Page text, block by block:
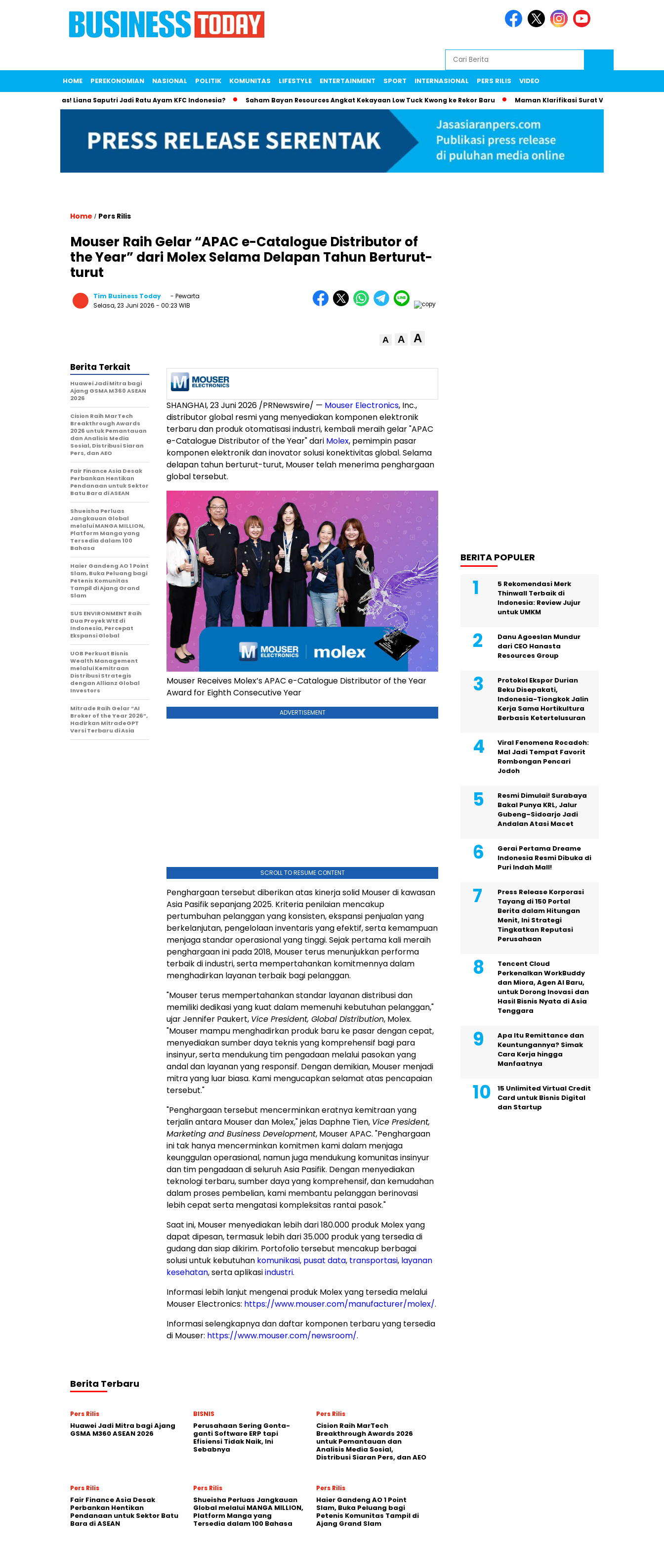
HOME PEREKONOMIAN NASIONAL POLITIK KOMUNITAS LIFESTYLE ENTERTAINMENT SPORT INTERNASIONAL PERS RILIS VIDEO
Gossip Panas! Liana Saputri Jadi Ratu Ayam KFC Indonesia? Saham Bayan Resources Angkat Kekayaan Low Tuck Kwong ke Rekor Baru Maman Klarifikasi Surat Viral: Biaya Istri ke
Home / Pers Rilis
Mouser Raih Gelar “APAC e-Catalogue Distributor of
the Year” dari Molex Selama Delapan Tahun Berturut-
turut
Tim Business Today
- Pewarta
Selasa, 23 Juni 2026 - 00:23 WIB
A A A
SHANGHAI,23 Juni 2026 /PRNewswire/ — Mouser Electronics, Inc.,
distributor global resmi yang menyediakan komponen elektronik
terbaru dan produk otomatisasi industri, kembali meraih gelar "APAC
e-Catalogue Distributor of the Year" dari Molex, pemimpin pasar
komponen elektronik dan inovator solusi konektivitas global. Selama
delapan tahun berturut-turut, Mouser telah menerima penghargaan
global tersebut.
Mouser Receives Molex’s APAC e-Catalogue Distributor of the Year
Award for Eighth Consecutive Year
ADVERTISEMENT
SCROLL TO RESUME CONTENT
Penghargaan tersebut diberikan atas kinerja solid Mouser di kawasan
Asia Pasifik sepanjang 2025. Kriteria penilaian mencakup
pertumbuhan pelanggan yang konsisten, ekspansi penjualan yang
berkelanjutan, pengelolaan inventaris yang efektif, serta kemampuan
menjaga standar operasional yang tinggi. Sejak pertama kali meraih
penghargaan ini pada 2018, Mouser terus menunjukkan performa
terbaik di industri, serta mempertahankan komitmennya dalam
menghadirkan layanan terbaik bagi pelanggan.
"Mouser terus mempertahankan standar layanan distribusi dan
memiliki dedikasi yang kuat dalam memenuhi kebutuhan pelanggan,"
ujar Jennifer Paukert, Vice President, Global Distribution, Molex.
"Mouser mampu menghadirkan produk baru ke pasar dengan cepat,
menyediakan sumber daya teknis yang komprehensif bagi para
insinyur, serta mendukung tim pengadaan melalui pasokan yang
andal dan layanan yang responsif. Dengan demikian, Mouser menjadi
mitra yang luar biasa. Kami mengucapkan selamat atas pencapaian
tersebut."
"Penghargaan tersebut mencerminkan eratnya kemitraan yang
terjalin antara Mouser dan Molex," jelas Daphne Tien, Vice President,
Marketing and Business Development, Mouser APAC. "Penghargaan
ini tak hanya mencerminkan komitmen kami dalam menjaga
keunggulan operasional, namun juga mendukung komunitas insinyur
dan tim pengadaan di seluruh Asia Pasifik. Dengan menyediakan
teknologi terbaru, sumber daya yang komprehensif, dan kemudahan
dalam proses pembelian, kami membantu pelanggan berinovasi
lebih cepat serta mengatasi kompleksitas rantai pasok."
Saat ini, Mouser menyediakan lebih dari 180.000 produk Molex yang
dapat dipesan, termasuk lebih dari 35.000 produk yang tersedia di
gudang dan siap dikirim. Portofolio tersebut mencakup berbagai
solusi untuk kebutuhan komunikasi, pusat data, transportasi, layanan
kesehatan, serta aplikasiindustri.
Informasi lebih lanjut mengenai produk Molex yang tersedia melalui
Mouser Electronics: https://www.mouser.com/manufacturer/molex/.
Informasi selengkapnya dan daftar komponen terbaru yang tersedia
di Mouser: https://www.mouser.com/newsroom/.
Berita Terkait
Huawei Jadi Mitra bagi
Ajang GSMA M360 ASEAN
2026
Cision Raih MarTech
Breakthrough Awards
2026 untuk Pemantauan
dan Analisis Media
Sosial, Distribusi Siaran
Pers, dan AEO
Fair Finance Asia Desak
Perbankan Hentikan
Pendanaan untuk Sektor
Batu Bara di ASEAN
Shueisha Perluas
Jangkauan Global
melalui MANGA MILLION,
Platform Manga yang
Tersedia dalam 100
Bahasa
Haier Gandeng AO 1 Point
Slam, Buka Peluang bagi
Petenis Komunitas
Tampil di Ajang Grand
Slam
SUS ENVIRONMENT Raih
Dua Proyek WtE di
Indonesia, Percepat
Ekspansi Global
UOB Perkuat Bisnis
Wealth Management
melalui Kemitraan
Distribusi Strategis
dengan Allianz Global
Investors
Mitrade Raih Gelar “AI
Broker of the Year 2026”,
Hadirkan MitradeGPT
Versi Terbaru di Asia
Berita Terbaru
Pers Rilis
Huawei Jadi Mitra bagi Ajang
GSMA M360 ASEAN 2026
BISNIS
Perusahaan Sering Gonta-
ganti Software ERP tapi
Efisiensi Tidak Naik, Ini
Sebabnya
Pers Rilis
Cision Raih MarTech
Breakthrough Awards 2026
untuk Pemantauan dan
Analisis Media Sosial,
Distribusi Siaran Pers, dan AEO
Pers Rilis
Fair Finance Asia Desak
Perbankan Hentikan
Pendanaan untuk Sektor Batu
Bara di ASEAN
Pers Rilis
Shueisha Perluas Jangkauan
Global melalui MANGA MILLION,
Platform Manga yang
Tersedia dalam 100 Bahasa
Pers Rilis
Haier Gandeng AO 1 Point
Slam, Buka Peluang bagi
Petenis Komunitas Tampil di
Ajang Grand Slam
BERITA POPULER
5 Rekomendasi Merk
Thinwall Terbaik di
Indonesia: Review Jujur
untuk UMKM
Danu Agoeslan Mundur
dari CEO Hanasta
Resources Group
Protokol Ekspor Durian
Beku Disepakati,
Indonesia-Tiongkok Jalin
Kerja Sama Hortikultura
Berbasis Ketertelusuran
Viral Fenomena Rocadoh:
Mal Jadi Tempat Favorit
Rombongan Pencari
Jodoh
Resmi Dimulai! Surabaya
Bakal Punya KRL, Jalur
Gubeng–Sidoarjo Jadi
Andalan Atasi Macet
Gerai Pertama Dreame
Indonesia Resmi Dibuka di
Puri Indah Mall!
Press Release Korporasi
Tayang di 150 Portal
Berita dalam Hitungan
Menit, Ini Strategi
Tingkatkan Reputasi
Perusahaan
Tencent Cloud
Perkenalkan WorkBuddy
dan Miora, Agen AI Baru,
untuk Dorong Inovasi dan
Hasil Bisnis Nyata di Asia
Tenggara
Apa Itu Remittance dan
Keuntungannya? Simak
Cara Kerja hingga
Manfaatnya
15 Unlimited Virtual Credit
Card untuk Bisnis Digital
dan Startup